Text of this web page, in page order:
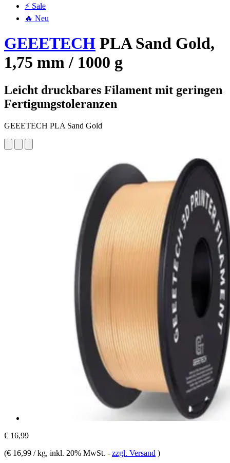
⚡ Sale
🔥 Neu
GEEETECH PLA Sand Gold,
1,75 mm / 1000 g
Leicht druckbares Filament mit geringen
Fertigungstoleranzen
GEEETECH PLA Sand Gold
€ 16,99
(€ 16,99 / kg, inkl. 20% MwSt. - zzgl. Versand )